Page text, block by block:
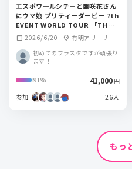
エスポワールシチーと亜咲花さん
にウマ娘 プリティーダービー 7th
EVENT WORLD TOUR 「THE S
TAGE」 in TOKYOにフラスタを
送りましょう！
calendar_month 2026/6/20 location_on 有明アリーナ
初めてのフラスタですが頑張り
ます！
91% 41,000円
参加
26人
もっ